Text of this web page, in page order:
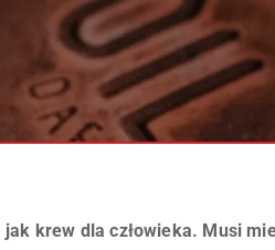
krew dla człowieka. Musi